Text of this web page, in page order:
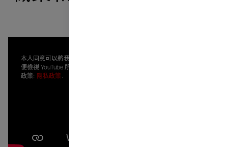
本人同意可以將我的個人資料傳輸給 Google，以
便檢視 YouTube 所顯示的內容。本人已閱讀隱私
政策: 隐私政策.